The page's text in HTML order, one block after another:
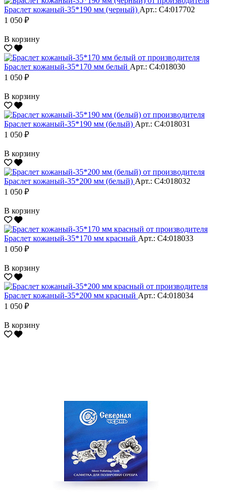
Браслет кожаный-35*190 мм (черный) Арт.: С4:017702
1 050 ₽
В корзину
Браслет кожаный-35*170 мм белый Арт.: С4:018030
1 050 ₽
В корзину
Браслет кожаный-35*190 мм (белый) Арт.: С4:018031
1 050 ₽
В корзину
Браслет кожаный-35*200 мм (белый) Арт.: С4:018032
1 050 ₽
В корзину
Браслет кожаный-35*170 мм красный Арт.: С4:018033
1 050 ₽
В корзину
Браслет кожаный-35*200 мм красный Арт.: С4:018034
1 050 ₽
В корзину